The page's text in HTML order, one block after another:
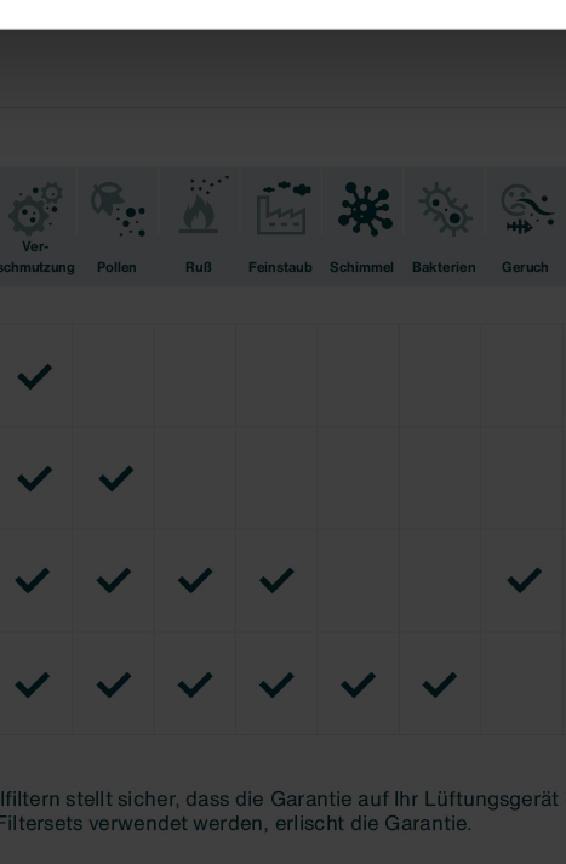
ve Ticaret Limitet Şirketi: Web Sitesi Çerezleri
danych Zehnder